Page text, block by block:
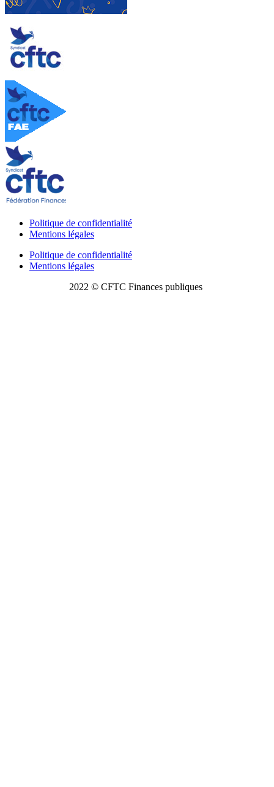
Politique de confidentialité
Mentions légales
Politique de confidentialité
Mentions légales
2022 © CFTC Finances publiques